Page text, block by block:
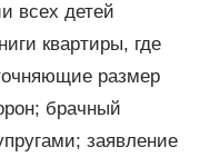
всех детей
квартиры, где
размер
брачный
заявление